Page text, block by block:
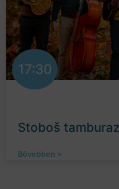
17:30
Stoboš
Bővebben »